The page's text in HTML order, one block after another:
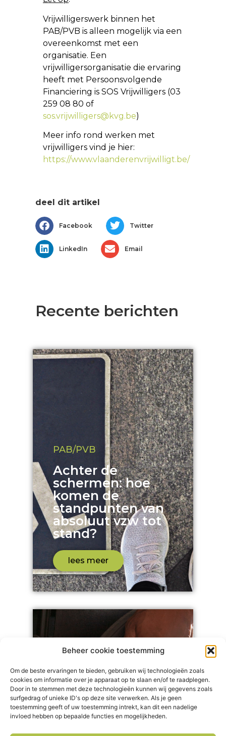
Beheer cookie toestemming
Om de beste ervaringen te bieden, gebruiken wij technologieën zoals
cookies om informatie over je apparaat op te slaan en/of te raadplegen.
Door in te stemmen met deze technologieën kunnen wij gegevens zoals
surfgedrag of unieke ID's op deze site verwerken. Als je geen
toestemming geeft of uw toestemming intrekt, kan dit een nadelige
invloed hebben op bepaalde functies en mogelijkheden.
Vrijwilligerswerk binnen het
PAB/PVB is alleen mogelijk via een
overeenkomst met een
organisatie. Een
vrijwilligersorganisatie die ervaring
heeft met Persoonsvolgende
Financiering is SOS Vrijwilligers (03
259 08 80 of
sos.vrijwilligers@kvg.be)
Meer info rond werken met
vrijwilligers vind je hier:
https://www.vlaanderenvrijwilligt.be/
deel dit artikel
Facebook Twitter
LinkedIn Email
Recente berichten
PAB/PVB
Achter de
schermen: hoe
komen de
standpunten van
absoluut vzw tot
stand?
lees meer
PAB/PVB
Flexi-jobs en